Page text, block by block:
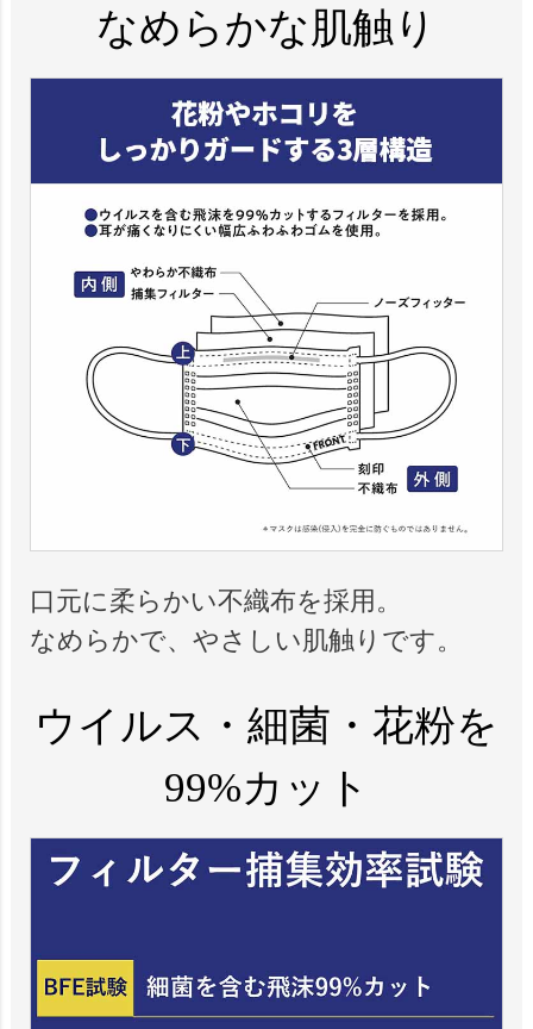
なめらかな肌触り
口元に柔らかい不織布を採用。
なめらかで、やさしい肌触りです。
ウイルス・細菌・花粉を
99%カット